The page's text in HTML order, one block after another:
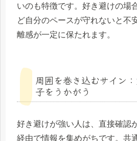
いのも特徴です。好き避けの場
ど自分のペースが守れないと不
離感が一定に保たれます。
周囲を巻き込むサイン
子をうかがう
好き避けが強い人は、直接確認
経由で情報を集めがちです。共